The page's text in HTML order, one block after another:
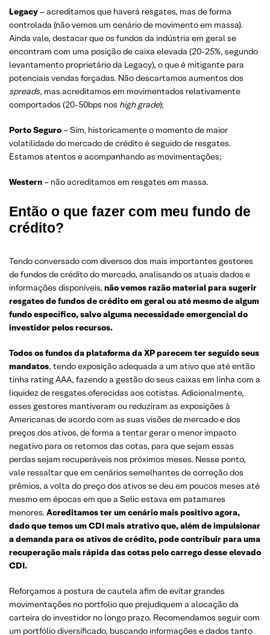
Legacy – acreditamos que haverá resgates, mas de forma
controlada (não vemos um cenário de movimento em massa).
Ainda vale, destacar que os fundos da indústria em geral se
encontram com uma posição de caixa elevada (20-25%, segundo
levantamento proprietário da Legacy), o que é mitigante para
potenciais vendas forçadas. Não descartamos aumentos dos
spreads, mas acreditamos em movimentados relativamente
comportados (20-50bps nos high grade);
Porto Seguro – Sim, historicamente o momento de maior
volatilidade do mercado de crédito é seguido de resgates.
Estamos atentos e acompanhando as movimentações;
Western – não acreditamos em resgates em massa.
Então o que fazer com meu fundo de
crédito?
Tendo conversado com diversos dos mais importantes gestores
de fundos de crédito do mercado, analisando os atuais dados e
informações disponíveis, não vemos razão material para sugerir
resgates de fundos de crédito em geral ou até mesmo de algum
fundo específico, salvo alguma necessidade emergencial do
investidor pelos recursos.
Todos os fundos da plataforma da XP parecem ter seguido seus
mandatos, tendo exposição adequada a um ativo que até então
tinha rating AAA, fazendo a gestão do seus caixas em linha com a
liquidez de resgates oferecidas aos cotistas. Adicionalmente,
esses gestores mantiveram ou reduziram as exposições à
Americanas de acordo com as suas visões de mercado e dos
preços dos ativos, de forma a tentar gerar o menor impacto
negativo para os retornos das cotas, para que sejam essas
perdas sejam recuperáveis nos próximos meses. Nesse ponto,
vale ressaltar que em cenários semelhantes de correção dos
prêmios, a volta do preço dos ativos se deu em poucos meses até
mesmo em épocas em que a Selic estava em patamares
menores. Acreditamos ter um cenário mais positivo agora,
dado que temos um CDI mais atrativo que, além de impulsionar
a demanda para os ativos de crédito, pode contribuir para uma
recuperação mais rápida das cotas pelo carrego desse elevado
CDI.
Reforçamos a postura de cautela afim de evitar grandes
movimentações no portfolio que prejudiquem a alocação da
carteira do investidor no longo prazo. Recomendamos seguir com
um portfólio diversificado, buscando informações e dados tanto